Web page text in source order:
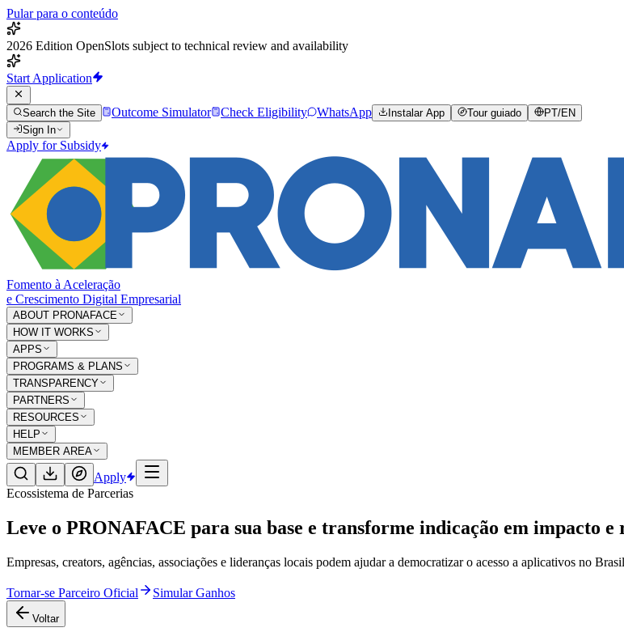
Pular para o conteúdo
2026 Edition OpenSlots subject to technical review and availability
Start Application
Search the Site Outcome Simulator Check Eligibility WhatsApp Instalar App Tour guiado PT/EN
Sign In
Apply for Subsidy
Fomento à Aceleração
e Crescimento Digital Empresarial
ABOUT PRONAFACE
HOW IT WORKS
APPS
PROGRAMS & PLANS
TRANSPARENCY
PARTNERS
RESOURCES
HELP
MEMBER AREA
Apply
Ecossistema de Parcerias
Leve o PRONAFACE para sua base e transforme indicação em impacto e
Empresas, creators, agências, associações e lideranças locais podem ajudar a democratizar o acesso a aplicativos no
Tornar-se Parceiro Oficial Simular Ganhos
Voltar